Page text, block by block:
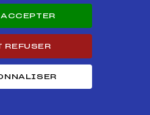
REFUSER